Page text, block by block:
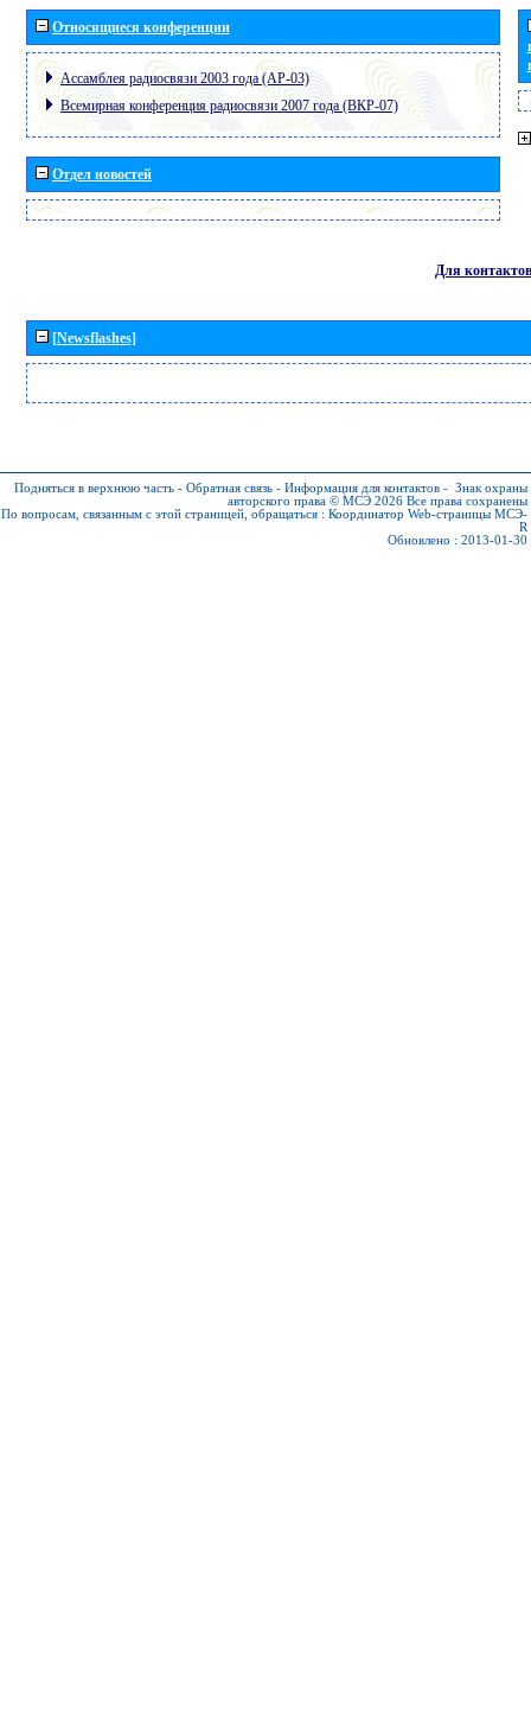
Относящиеся конференции
Ассамблея радиосвязи 2003 года (АР-03)
Всемирная конференция радиосвязи 2007 года (ВКР-07)
Отдел новостей
Для контактов
[Newsflashes]
Подняться в верхнюю часть - Обратная связь - Информация для контактов - Знак охраны
авторского права © МСЭ 2026 Все права сохранены
По вопросам, связанным с этой страницей, обращаться : Координатор Web-страницы МСЭ-
R
Обновлено : 2013-01-30